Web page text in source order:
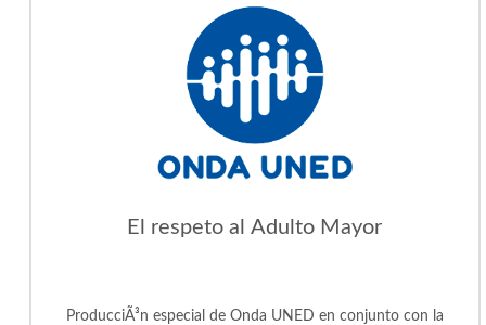
El respeto al Adulto Mayor
ProducciÃ³n especial de Onda UNED en conjunto con la